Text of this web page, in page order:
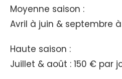
Moyenne saison :
Avril à juin & septembre
Haute saison :
Juillet & août : 150 € par